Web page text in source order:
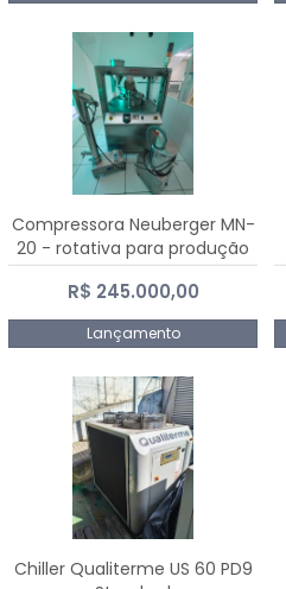
Compressora Neuberger MN-
20 - rotativa para produção
de comprimidos
R$ 245.000,00
Lançamento
Chiller Qualiterme US 60 PD9